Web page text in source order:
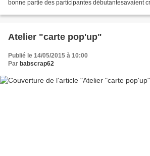
bonne partie des participantes débutantesavaient
Atelier "carte pop'up"
Publié le 14/05/2015 à 10:00
Par babscrap62